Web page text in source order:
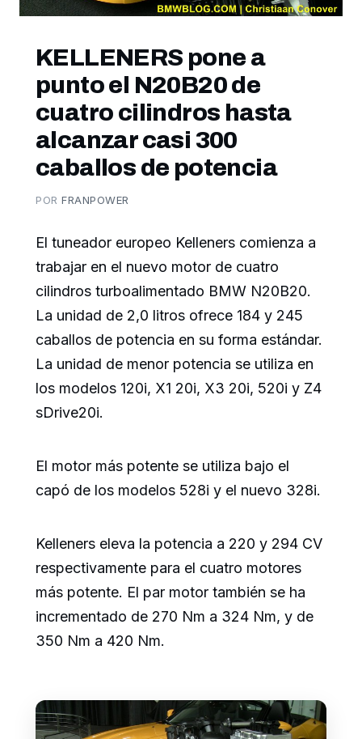
KELLENERS pone a
punto el N20B20 de
cuatro cilindros hasta
alcanzar casi 300
caballos de potencia
PORFRANPOWER
El tuneador europeo Kelleners comienza a
trabajar en el nuevo motor de cuatro
cilindros turboalimentado BMW N20B20.
La unidad de 2,0 litros ofrece 184 y 245
caballos de potencia en su forma estándar.
La unidad de menor potencia se utiliza en
los modelos 120i, X1 20i, X3 20i, 520i y Z4
sDrive20i.
El motor más potente se utiliza bajo el
capó de los modelos 528i y el nuevo 328i.
Kelleners eleva la potencia a 220 y 294 CV
respectivamente para el cuatro motores
más potente. El par motor también se ha
incrementado de 270 Nm a 324 Nm, y de
350 Nm a 420 Nm.